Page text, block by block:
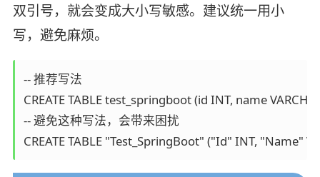
双引号，就会变成大小写敏感。建议统一用小
写，避免麻烦。
-- 推荐写法
CREATE TABLE test_springboot (id INT, name
-- 避免这种写法，会带来困扰
CREATE TABLE "Test_SpringBoot" ("Id" INT, "Name"